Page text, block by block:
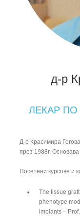
д-р
ЛЕКАР
Д-р Красимира
през 1988г.
Посетени курсове и
The tissue
phenotype
implants –